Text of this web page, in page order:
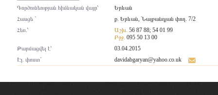
Գործունեության հիմնական վայր՝
Երևան
Հասցե `
ք. Երևան, Նալբանդյան փող. 7/2
Հեռ.՝
Աշխ. 56 87 88; 54 01 99
Բջջ. 095 50 13 00
Թարմացվել է՝
03.04.2015
Էլ. փոստ`
davidabgaryan@yahoo.co.uk